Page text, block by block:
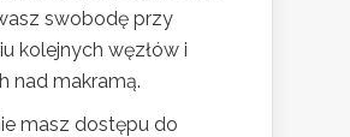
swobodę przy
kolejnych węzłów i
nad makramą.
masz dostępu do